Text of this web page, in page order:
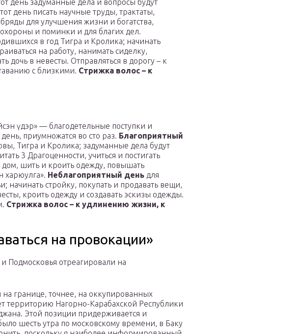
день задуманные дела и вопросы будут
день писать научные труды, трактаты,
для улучшения жизни и богатства,
и поминки и для благих дел.
в год Тигра и Кролика; начинать
на работу, нанимать сиделку,
дочь в невесты. Отправляться в дорогу – к
с близкими. Стрижка волос – к
үдэр» — благодетельные поступки и
приумножатся во сто раз. Благоприятный
Тигра и Кролика; задуманные дела будут
3 Драгоценности, учиться и постигать
дом, шить и кроить одежду, повышать
харюулга». Неблагоприятный день для
стройку, покупать и продавать вещи,
кроить одежду и создавать эскизы одежды.
Стрижка волос – к удлинению жизни, к
на провокации»
отреагировали на
границе, точнее, на оккупированных
территорию Нагорно-Карабахской Республики
Этой позиции придерживается и
шесть утра по московскому времени, в Баку